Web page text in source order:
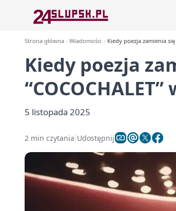
Strona główna Wiadomości Kiedy poezja zamienia
Kiedy poezja
5 listopada 2025
2 min czytania Udostępnij